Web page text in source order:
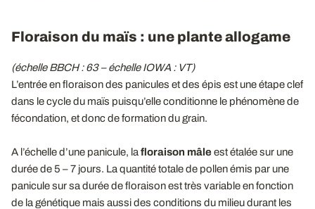
Floraison du maïs : une plante allogame
(échelle BBCH : 63 – échelle IOWA : VT)
L’entrée en floraison des panicules et des épis est une étape clef
dans le cycle du maïs puisqu’elle conditionne le phénomène de
fécondation, et donc de formation du grain.
A l’échelle d’une panicule, la floraison mâleest étalée sur une
durée de 5 – 7 jours. La quantité totale de pollen émis par une
panicule sur sa durée de floraison est très variable en fonction
de la génétique mais aussi des conditions du milieu durant les